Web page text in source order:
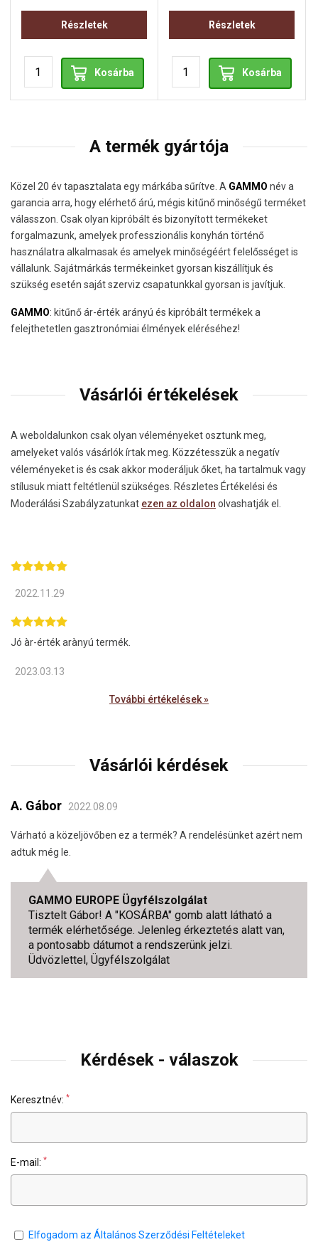
Részletek
Kosárba
Részletek
Kosárba
A termék gyártója
Közel 20 év tapasztalata egy márkába sűrítve. A GAMMO név a
garancia arra, hogy elérhető árú, mégis kitűnő minőségű terméket
válasszon. Csak olyan kipróbált és bizonyított termékeket
forgalmazunk, amelyek professzionális konyhán történő
használatra alkalmasak és amelyek minőségéért felelősséget is
vállalunk. Sajátmárkás termékeinket gyorsan kiszállítjuk és
szükség esetén saját szerviz csapatunkkal gyorsan is javítjuk.
GAMMO: kitűnő ár-érték arányú és kipróbált termékek a
felejthetetlen gasztronómiai élmények eléréséhez!
Vásárlói értékelések
A weboldalunkon csak olyan véleményeket osztunk meg,
amelyeket valós vásárlók írtak meg. Közzétesszük a negatív
véleményeket is és csak akkor moderáljuk őket, ha tartalmuk vagy
stílusuk miatt feltétlenül szükséges. Részletes Értékelési és
Moderálási Szabályzatunkat ezen az oldalon olvashatják el.
2022.11.29
Jó àr-érték arànyú termék.
2023.03.13
További értékelések »
Vásárlói kérdések
A. Gábor 2022.08.09
Várható a közeljövőben ez a termék? A rendelésünket azért nem
adtuk még le.
GAMMO EUROPE Ügyfélszolgálat
Tisztelt Gábor! A "KOSÁRBA" gomb alatt látható a
termék elérhetősége. Jelenleg érkeztetés alatt van,
a pontosabb dátumot a rendszerünk jelzi.
Üdvözlettel, Ügyfélszolgálat
Kérdések - válaszok
Keresztnév: *
E-mail: *
Elfogadom az Általános Szerződési Feltételeket